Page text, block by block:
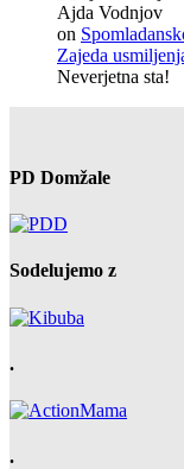
Ajda Vodnjov
on
Zajeda
Neverjetna sta!
PD Domžale
Sodelujemo z
.
.